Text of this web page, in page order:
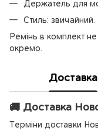
Держатель для
Стиль: звичайний.
Ремінь в комплект
окремо.
Доставка
🚚 Доставка
Терміни доставки